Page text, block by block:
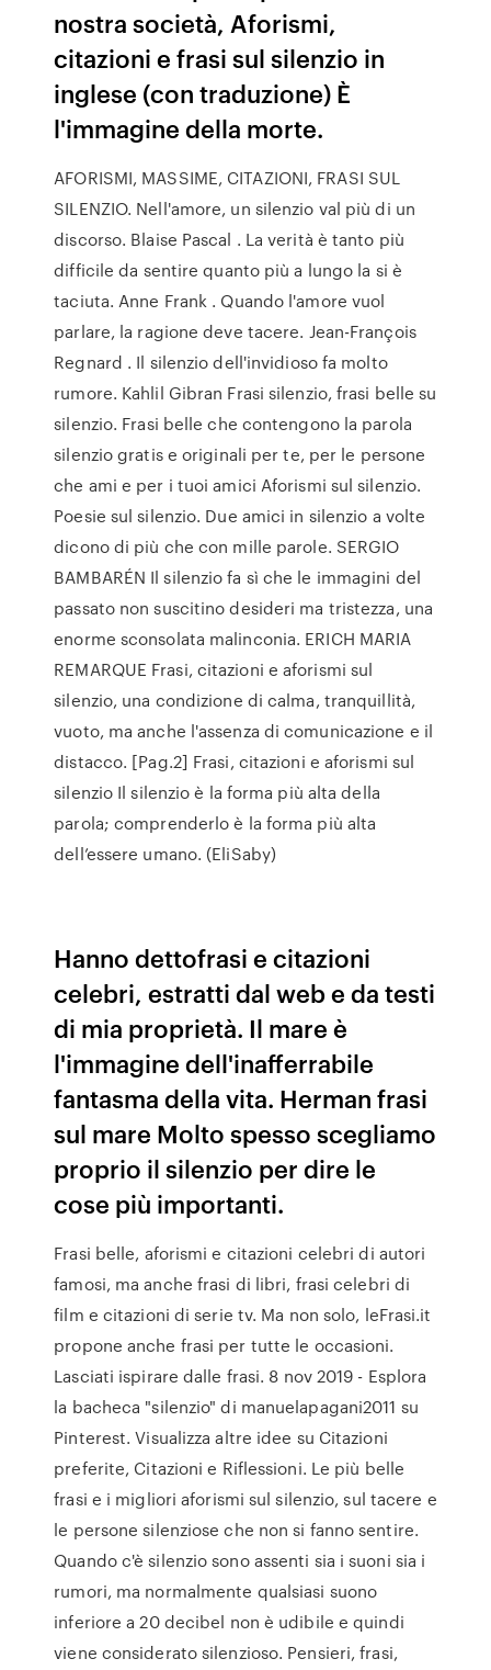
nostra società, Aforismi,
citazioni e frasi sul silenzio in
inglese (con traduzione) È
l'immagine della morte.
AFORISMI, MASSIME, CITAZIONI, FRASI SUL
SILENZIO. Nell'amore, un silenzio val più di un
discorso. Blaise Pascal . La verità è tanto più
difficile da sentire quanto più a lungo la si è
taciuta. Anne Frank . Quando l'amore vuol
parlare, la ragione deve tacere. Jean-François
Regnard . Il silenzio dell'invidioso fa molto
rumore. Kahlil Gibran Frasi silenzio, frasi belle su
silenzio. Frasi belle che contengono la parola
silenzio gratis e originali per te, per le persone
che ami e per i tuoi amici Aforismi sul silenzio.
Poesie sul silenzio. Due amici in silenzio a volte
dicono di più che con mille parole. SERGIO
BAMBARÉN Il silenzio fa sì che le immagini del
passato non suscitino desideri ma tristezza, una
enorme sconsolata malinconia. ERICH MARIA
REMARQUE Frasi, citazioni e aforismi sul
silenzio, una condizione di calma, tranquillità,
vuoto, ma anche l'assenza di comunicazione e il
distacco. [Pag.2] Frasi, citazioni e aforismi sul
silenzio Il silenzio è la forma più alta della
parola; comprenderlo è la forma più alta
dell’essere umano. (EliSaby)
Hanno dettofrasi e citazioni
celebri, estratti dal web e da testi
di mia proprietà. Il mare è
l'immagine dell'inafferrabile
fantasma della vita. Herman frasi
sul mare Molto spesso scegliamo
proprio il silenzio per dire le
cose più importanti.
Frasi belle, aforismi e citazioni celebri di autori
famosi, ma anche frasi di libri, frasi celebri di
film e citazioni di serie tv. Ma non solo, leFrasi.it
propone anche frasi per tutte le occasioni.
Lasciati ispirare dalle frasi. 8 nov 2019 - Esplora
la bacheca "silenzio" di manuelapagani2011 su
Pinterest. Visualizza altre idee su Citazioni
preferite, Citazioni e Riflessioni. Le più belle
frasi e i migliori aforismi sul silenzio, sul tacere e
le persone silenziose che non si fanno sentire.
Quando c'è silenzio sono assenti sia i suoni sia i
rumori, ma normalmente qualsiasi suono
inferiore a 20 decibel non è udibile e quindi
viene considerato silenzioso. Pensieri, frasi,